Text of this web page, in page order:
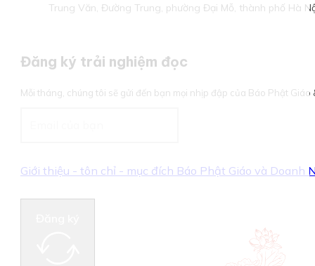
Trung Văn, Đường Trung, phường Đại Mỗ, thành phố Hà
Đăng ký trải nghiệm đọc
Mỗi tháng, chúng tôi sẽ gửi đến bạn mọi nhịp đập của Báo Phật Giáo
Giới thiệu - tôn chỉ - mục đích Báo Phật Giáo và Doanh